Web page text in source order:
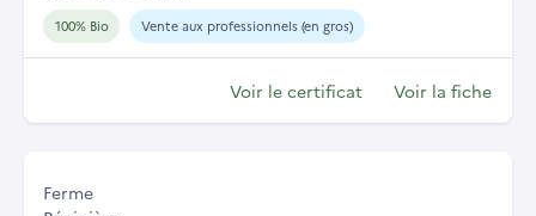
100% Bio Vente aux professionnels (en gros)
Voir le certificat Voir la fiche
Ferme